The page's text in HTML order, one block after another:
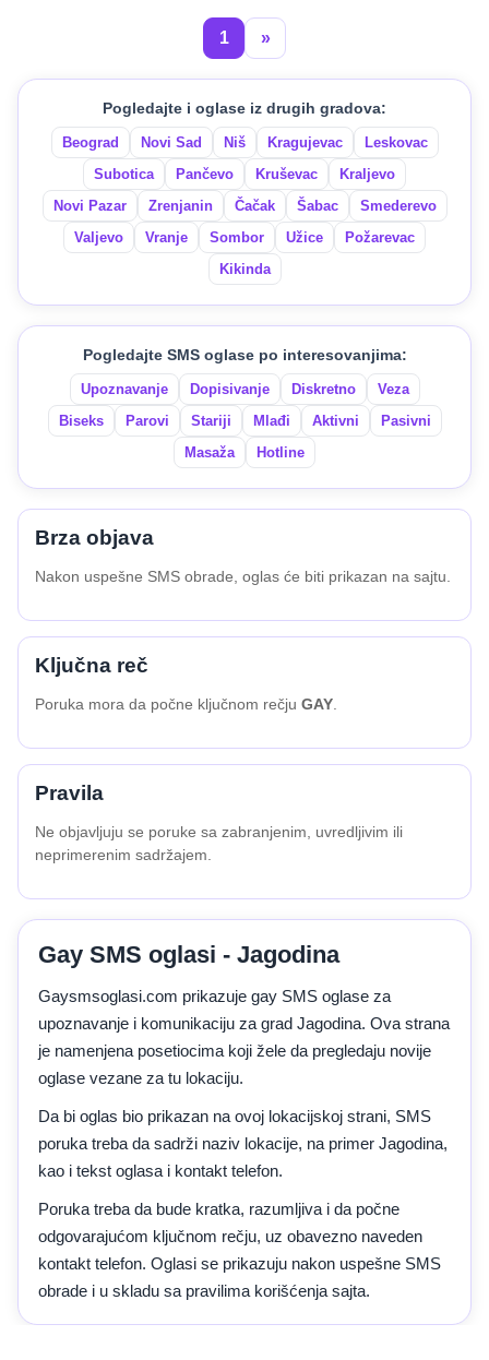
1 »
Pogledajte i oglase iz drugih gradova:
Beograd Novi Sad Niš Kragujevac
Leskovac
Subotica
Pančevo Kruševac
Kraljevo
Novi Pazar
Zrenjanin Čačak Šabac
Smederevo
Valjevo
Vranje Sombor Užice
Požarevac
Kikinda
Pogledajte SMS oglase po interesovanjima:
Upoznavanje Dopisivanje Diskretno
Veza
Biseks
Parovi Stariji Mlađi Aktivni
Pasivni
Masaža
Hotline
Brza objava
Nakon uspešne SMS obrade, oglas će biti prikazan na sajtu.
Ključna reč
Poruka mora da počne ključnom rečju GAY
Pravila
Ne objavljuju se poruke sa zabranjenim, uvredljivim ili
neprimerenim sadržajem.
Gay SMS oglasi - Jagodina
Gaysmsoglasi.com prikazuje gay SMS oglase za
upoznavanje i komunikaciju za grad Jagodina. Ova strana
je namenjena posetiocima koji žele da pregledaju novije
oglase vezane za tu lokaciju.
Da bi oglas bio prikazan na ovoj lokacijskoj strani, SMS
poruka treba da sadrži naziv lokacije, na primer Jagodina,
kao i tekst oglasa i kontakt telefon.
Poruka treba da bude kratka, razumljiva i da počne
odgovarajućom ključnom rečju, uz obavezno naveden
kontakt telefon. Oglasi se prikazuju nakon uspešne SMS
obrade i u skladu sa pravilima korišćenja sajta.